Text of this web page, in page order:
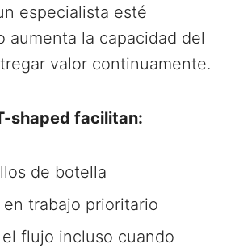
especialista esté
aumenta la capacidad del
valor continuamente.
shaped facilitan:
de botella
en trabajo prioritario
flujo incluso cuando